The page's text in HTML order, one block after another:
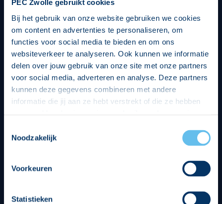
PEC Zwolle gebruikt cookies
Bij het gebruik van onze website gebruiken we cookies
om content en advertenties te personaliseren, om
functies voor social media te bieden en om ons
websiteverkeer te analyseren. Ook kunnen we informatie
delen over jouw gebruik van onze site met onze partners
voor social media, adverteren en analyse. Deze partners
kunnen deze gegevens combineren met andere
informatie die jij aan ze hebt verstrekt of die ze hebben
op een veilige en integere wijze. Je kunt je toestemming
beheren op de privacy- en cookieverklaring pagina.
Noodzakelijk
Voorkeuren
Statistieken